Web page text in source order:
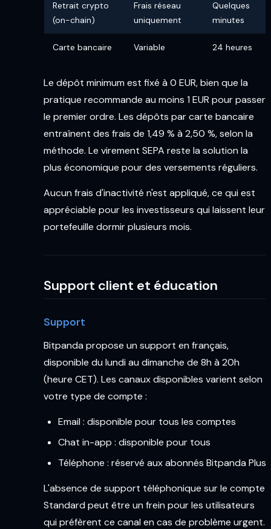
Retrait crypto
(on-chain)
Frais réseau
uniquement
Quelques
minutes
Carte bancaire Variable 24 heures
Le dépôt minimum est fixé à 0 EUR, bien que la
pratique recommande au moins 1 EUR pour passer
le premier ordre. Les dépôts par carte bancaire
entraînent des frais de 1,49 % à 2,50 %, selon la
méthode. Le virement SEPA reste la solution la
plus économique pour des versements réguliers.
Aucun frais d'inactivité n'est appliqué, ce qui est
appréciable pour les investisseurs qui laissent leur
portefeuille dormir plusieurs mois.
Support client et éducation
Support
Bitpanda propose un support en français,
disponible du lundi au dimanche de 8h à 20h
(heure CET). Les canaux disponibles varient selon
votre type de compte :
Email : disponible pour tous les comptes
Chat in-app : disponible pour tous
Téléphone : réservé aux abonnés Bitpanda Plus
L'absence de support téléphonique sur le compte
Standard peut être un frein pour les utilisateurs
qui préfèrent ce canal en cas de problème urgent.